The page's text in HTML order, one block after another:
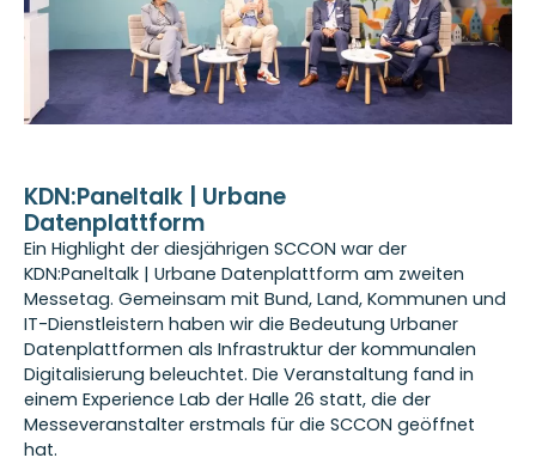
KDN:Paneltalk | Urbane
Datenplattform
Ein Highlight der diesjährigen SCCON war der
KDN:Paneltalk | Urbane Datenplattform am zweiten
Messetag. Gemeinsam mit Bund, Land, Kommunen und
IT-Dienstleistern haben wir die Bedeutung Urbaner
Datenplattformen als Infrastruktur der kommunalen
Digitalisierung beleuchtet. Die Veranstaltung fand in
einem Experience Lab der Halle 26 statt, die der
Messeveranstalter erstmals für die SCCON geöffnet
hat.